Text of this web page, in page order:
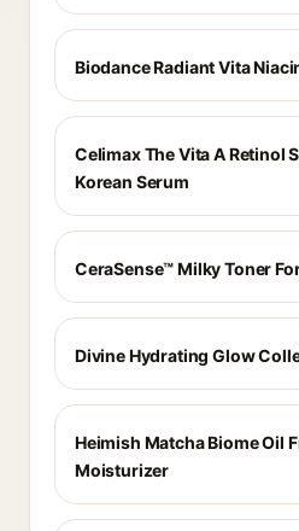
Biodance Radiant Vita
Celimax The Vita A Retinol
Korean Serum
CeraSense™ Milky Toner
Divine Hydrating Glow
Heimish Matcha Biome Oil
Moisturizer